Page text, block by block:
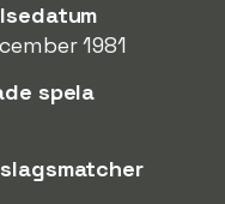
1981
spela